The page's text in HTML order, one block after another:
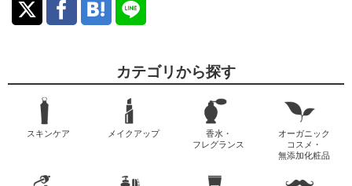
カテゴリから探す
スキンケア メイクアップ
香水・
フレグランス
オーガニック
コスメ・
無添加化粧品